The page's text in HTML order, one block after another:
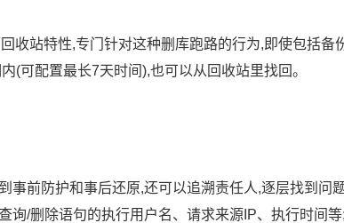
收站特性,专门针对这种删库跑路的行为,即使包括备
(可配置最长7天时间),也可以从回收站里找回。
事前防护和事后还原,还可以追溯责任人,逐层找到问
询/删除语句的执行用户名、请求来源IP、执行时间